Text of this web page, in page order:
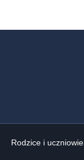
Rodzice i uczniowie